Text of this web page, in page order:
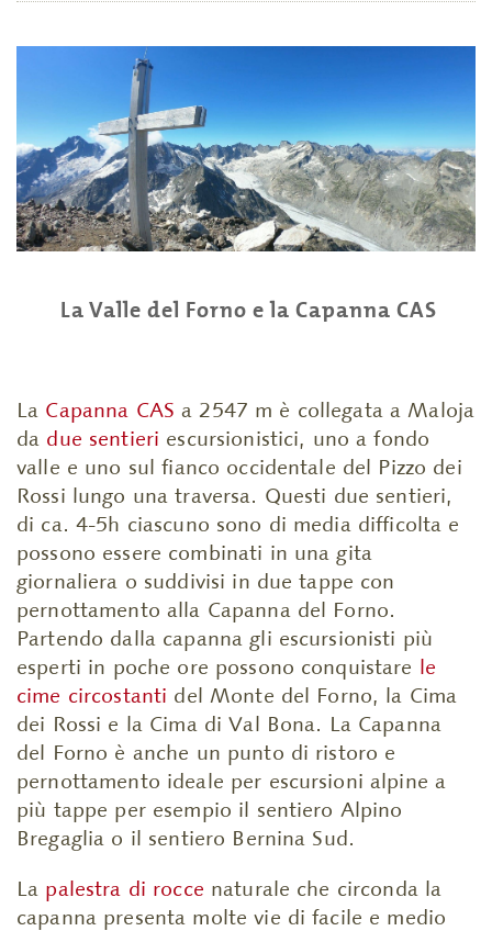
La Valle del Forno e la Capanna CAS
La Capanna CASa 2547 m è collegata a Maloja
da due sentieri escursionistici, uno a fondo
valle e uno sul fianco occidentale del Pizzo dei
Rossi lungo una traversa. Questi due sentieri,
di ca. 4-5h ciascuno sono di media difficolta e
possono essere combinati in una gita
giornaliera o suddivisi in due tappe con
pernottamento alla Capanna del Forno.
Partendo dalla capanna gli escursionisti più
esperti in poche ore possono conquistare le
cime circostanti del Monte del Forno, la Cima
dei Rossi e la Cima di Val Bona. La Capanna
del Forno è anche un punto di ristoro e
pernottamento ideale per escursioni alpine a
più tappe per esempio il sentiero Alpino
Bregaglia o il sentiero Bernina Sud.
La palestra di rocce naturale che circonda la
capanna presenta molte vie di facile e medio